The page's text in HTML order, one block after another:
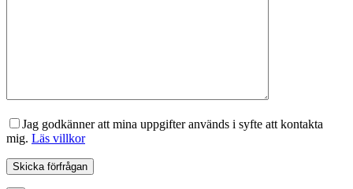
Jag godkänner att mina uppgifter används i syfte att kontakta
mig. Läs villkor